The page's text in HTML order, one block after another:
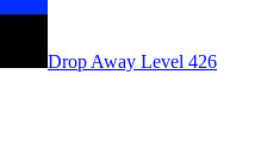
Level 426